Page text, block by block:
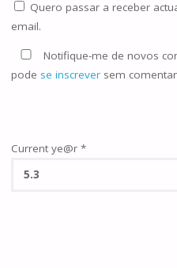
Quero passar a receber
email.
Notifique-me de novos
pode se inscreversem
Current ye@r *